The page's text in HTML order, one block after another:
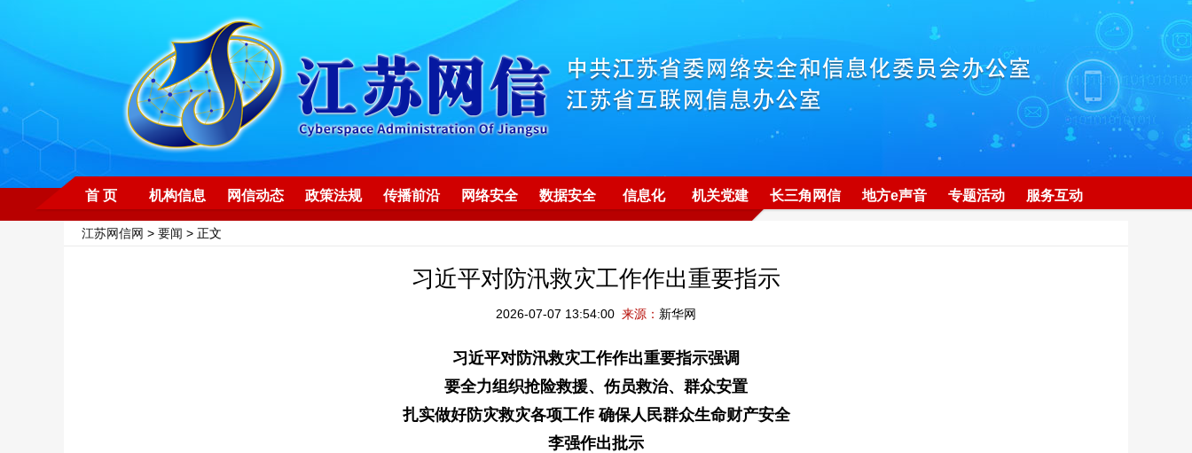
首 页 机构信息 网信动态 政策法规 传播前沿 网络安全 数据安全 信息化 机关党建 长三角网信 地方e声音 专题活动 服务互动
江苏网信网 > 要闻 > 正文
习近平对防汛救灾工作作出重要指示
2026-07-07 13:54:00 来源： 新华网
习近平对防汛救灾工作作出重要指示强调
要全力组织抢险救援、伤员救治、群众安置
扎实做好防灾救灾各项工作 确保人民群众生命财产安全
李强作出批示